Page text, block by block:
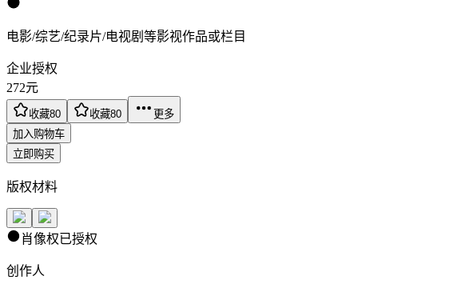
电影/综艺/纪录片/电视剧等影视作品或栏目
企业授权
272元
收藏80 收藏80
更多
加入购物车
立即购买
版权材料
肖像权已授权
创作人